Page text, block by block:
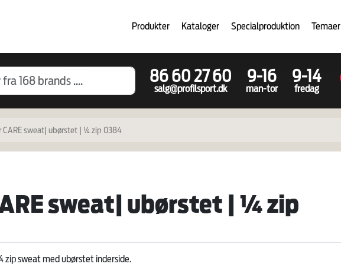
Produkter Kataloger Specialproduktion Temaer
86 60 27 60
salg@profilsport.dk
9-16
man-tor
9-14
fredag
CARE sweat| ubørstet | ¼ zip 0384
sweat| ubørstet | ¼ zip
sweat med ubørstet inderside.